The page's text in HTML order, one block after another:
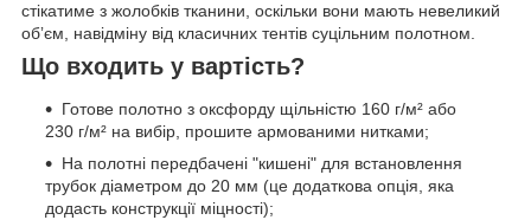
стікатиме з жолобків тканини, оскільки вони мають невеликий
обʼєм, навідміну від класичних тентів суцільним полотном.
Що входить у вартість?
Готове полотно з оксфорду щільністю 160 г/м² або
230 г/м² на вибір, прошите армованими нитками;
На полотні передбачені "кишені" для встановлення
трубок діаметром до 20 мм (це додаткова опція, яка
додасть конструкції міцності);